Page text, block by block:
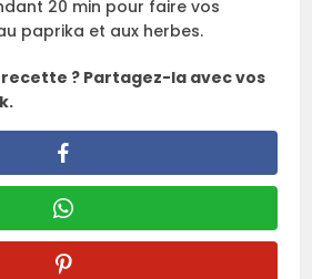
20 min pour faire vos
paprika et aux herbes.
? Partagez-la avec vos